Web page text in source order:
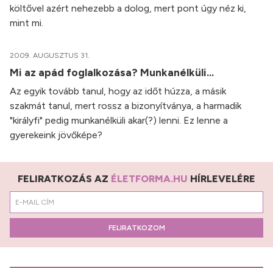
költővel azért nehezebb a dolog, mert pont úgy néz ki,
mint mi.
2009. AUGUSZTUS 31.
Mi az apád foglalkozása? Munkanélküli...
Az egyik tovább tanul, hogy az időt húzza, a másik
szakmát tanul, mert rossz a bizonyítványa, a harmadik
"királyfi" pedig munkanélküli akar(?) lenni. Ez lenne a
gyerekeink jövőképe?
FELIRATKOZÁS AZ ÉLETFORMA.HU HÍRLEVELÉRE
FELIRATKOZOM